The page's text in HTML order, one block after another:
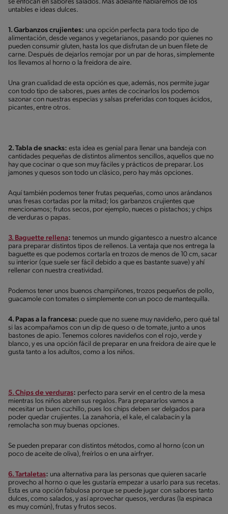
se enfocan en sabores salados. Más adelante hablaremos de los
untables e ideas dulces.
1. Garbanzos crujientes: una opción perfecta para todo tipo de
alimentación, desde veganos y vegetarianos, pasando por quienes no
pueden consumir gluten, hasta los que disfrutan de un buen filete de
carne. Después de dejarlos remojar por un par de horas, simplemente
los llevamos al horno o la freidora de aire.
Una gran cualidad de esta opción es que, además, nos permite jugar
con todo tipo de sabores, pues antes de cocinarlos los podemos
sazonar con nuestras especias y salsas preferidas con toques ácidos,
picantes, entre otros.
2. Tabla de snacks: esta idea es genial para llenar una bandeja con
cantidades pequeñas de distintos alimentos sencillos, aquellos que no
hay que cocinar o que son muy fáciles y prácticos de preparar. Los
jamones y quesos son todo un clásico, pero hay más opciones.
Aquí también podemos tener frutas pequeñas, como unos arándanos
unas fresas cortadas por la mitad; los garbanzos crujientes que
mencionamos; frutos secos, por ejemplo, nueces o pistachos; y chips
de verduras o papas.
3. Baguette rellena: tenemos un mundo gigantesco a nuestro alcance
para preparar distintos tipos de rellenos. La ventaja que nos entrega la
baguette es que podemos cortarla en trozos de menos de 10 cm, sacar
su interior (que suele ser fácil debido a que es bastante suave) y ahí
rellenar con nuestra creatividad.
Podemos tener unos buenos champiñones, trozos pequeños de pollo,
guacamole con tomates o simplemente con un poco de mantequilla.
4. Papas a la francesa: puede que no suene muy navideño, pero qué tal
si las acompañamos con un dip de queso o de tomate, junto a unos
bastones de apio. Tenemos colores navideños con el rojo, verde y
blanco, y es una opción fácil de preparar en una freidora de aire que le
gusta tanto a los adultos, como a los niños.
5. Chips de verduras: perfecto para servir en el centro de la mesa
mientras los niños abren sus regalos. Para prepararlos vamos a
necesitar un buen cuchillo, pues los chips deben ser delgados para
poder quedar crujientes. La zanahoria, el kale, el calabacín y la
remolacha son muy buenas opciones.
Se pueden preparar con distintos métodos, como al horno (con un
poco de aceite de oliva), freírlos o en una airfryer.
6. Tartaletas: una alternativa para las personas que quieren sacarle
provecho al horno o que les gustaría empezar a usarlo para sus recetas.
Esta es una opción fabulosa porque se puede jugar con sabores tanto
dulces, como salados, y así aprovechar quesos, verduras (la espinaca
es muy común), frutas y frutos secos.